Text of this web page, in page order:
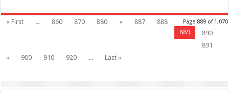
Page 889 of 1,070
« First ... 860 870 880 « 887
888
889
890
891
»
900 910 920 ... Last »